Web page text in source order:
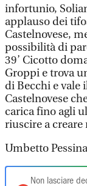
infortunio,
applauso dei
Castelnovese,
possibilità di
39’ Cicotto
Groppi e trova
di Becchi e vale
Castelnovese
carica fino agli
riuscire a creare
Umbetto Pessina
Non lasciare